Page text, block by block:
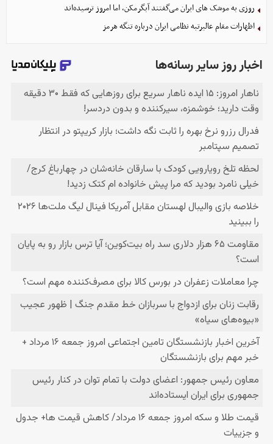
روزی به موشک‌ های ایران می‌گفتند آبگرمکن، اما امروز ترسیده‌اند
اظهارات مقام عالیرتبه نظامی ایران درباره تنگه هرمز